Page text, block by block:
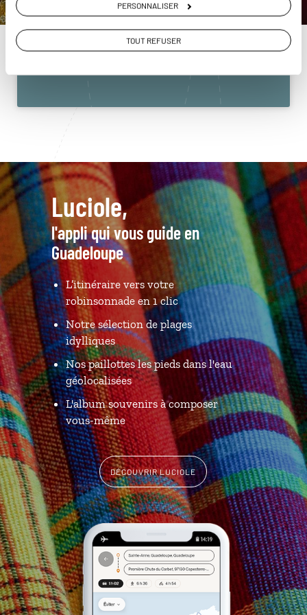
PERSONNALISER
TOUT REFUSER
Guadeloupe
01 86 95 65 21
Luciole,
l'appli qui vous guide en
Guadeloupe
L’itinéraire vers votre
robinsonnade en 1 clic
Notre sélection de plages
idylliques
Nos paillottes les pieds dans l'eau
géolocalisées
L'album souvenirs à composer
vous-même
DÉCOUVRIR LUCIOLE